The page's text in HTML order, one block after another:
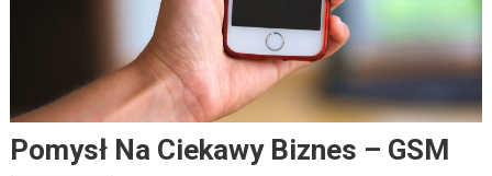
Pomysł Na Ciekawy Biznes – GSM